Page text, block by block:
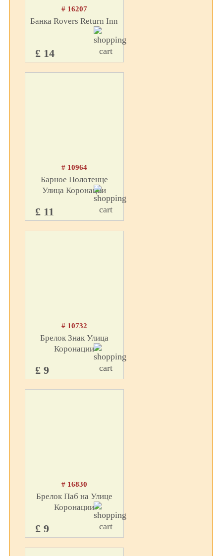
# 16207
Банка Rovers Return Inn
£ 14
# 10964
Барное Полотенце
Улица Коронации
£ 11
# 10732
Брелок Знак Улица
Коронации
£ 9
# 16830
Брелок Паб на Улице
Коронации
£ 9